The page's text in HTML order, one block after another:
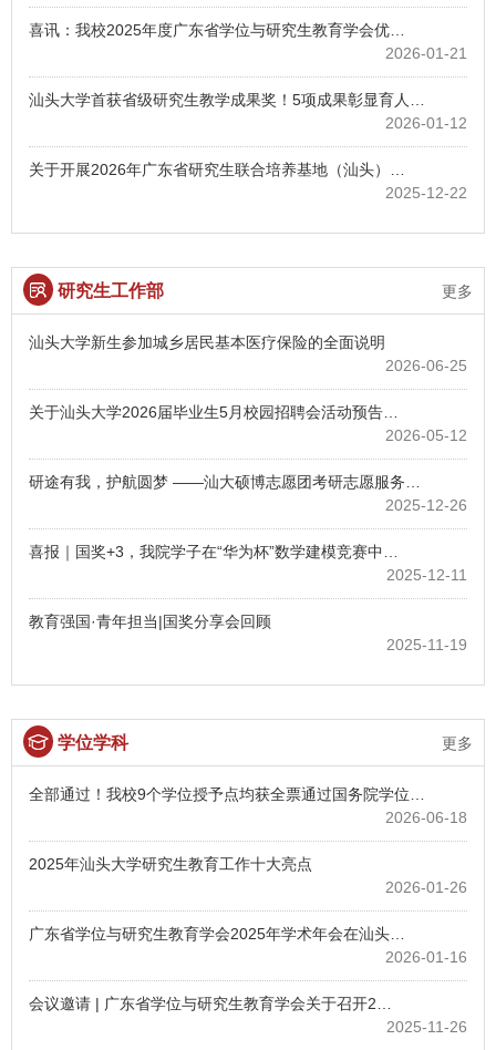
喜讯：我校2025年度广东省学位与研究生教育学会优…
2026-01-21
汕头大学首获省级研究生教学成果奖！5项成果彰显育人…
2026-01-12
关于开展2026年广东省研究生联合培养基地（汕头）…
2025-12-22
研究生工作部 更多
汕头大学新生参加城乡居民基本医疗保险的全面说明
2026-06-25
关于汕头大学2026届毕业生5月校园招聘会活动预告…
2026-05-12
研途有我，护航圆梦 ——汕大硕博志愿团考研志愿服务…
2025-12-26
喜报｜国奖+3，我院学子在“华为杯”数学建模竞赛中…
2025-12-11
教育强国·青年担当|国奖分享会回顾
2025-11-19
学位学科 更多
全部通过！我校9个学位授予点均获全票通过国务院学位…
2026-06-18
2025年汕头大学研究生教育工作十大亮点
2026-01-26
广东省学位与研究生教育学会2025年学术年会在汕头…
2026-01-16
会议邀请 | 广东省学位与研究生教育学会关于召开2…
2025-11-26